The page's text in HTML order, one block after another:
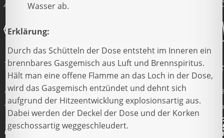
Wasser ab.
Erklärung:
Durch das Schütteln der Dose entsteht im Inneren ein
brennbares Gasgemisch aus Luft und Brennspiritus.
Hält man eine offene Flamme an das Loch in der Dose,
wird das Gasgemisch entzündet und dehnt sich
aufgrund der Hitzeentwicklung explosionsartig aus.
Dabei werden der Deckel der Dose und der Korken
geschossartig weggeschleudert.